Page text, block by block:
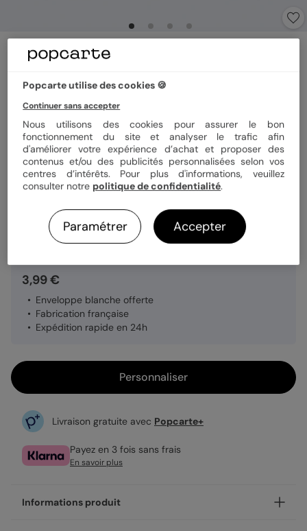
Carte d'amour
Trait de Crayon
5(1avis)
Format 14x14 cm plié
Papier Papier Satiné
Quantité 1 carte
3,99 €
Enveloppe blanche offerte
Fabrication française
Expédition rapide en 24h
Personnaliser
Livraison gratuite avec Popcarte+
Payez en 3 fois sans frais
En savoir plus
Informations produit
Popcarte utilise des cookies 🍪
Continuer sans accepter
Nous utilisons des cookies pour assurer le bon
fonctionnement du site et analyser le trafic afin
d'améliorer votre expérience d’achat et proposer des
contenus et/ou des publicités personnalisées selon vos
centres d’intérêts. Pour plus d'informations, veuillez
consulter notre politique de confidentialité.
Paramétrer Accepter